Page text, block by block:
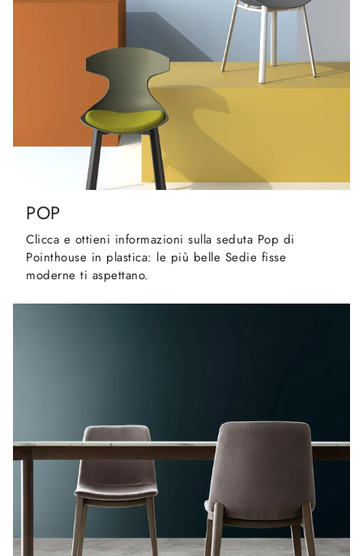
POP
Clicca e ottieni informazioni sulla seduta Pop di
Pointhouse in plastica: le più belle Sedie fisse
moderne ti aspettano.